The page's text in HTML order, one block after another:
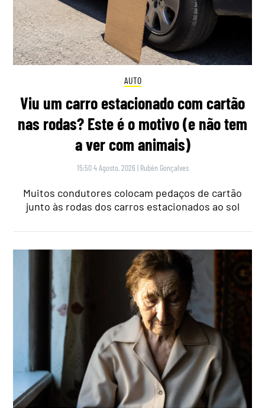
AUTO
Viu um carro estacionado com cartão
nas rodas? Este é o motivo (e não tem
a ver com animais)
15:50 4 Agosto, 2026 | Rubén Gonçalves
Muitos condutores colocam pedaços de cartão
junto às rodas dos carros estacionados ao sol